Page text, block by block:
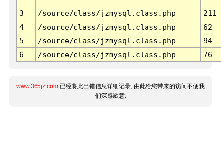
3 /source/class/jzmysql.class.php
211
4
/source/class/jzmysql.class.php
62
5
/source/class/jzmysql.class.php
94
6
/source/class/jzmysql.class.php 76
www.365jz.com 已经将此出错信息详细记录, 由此给您带来的访问不便我
们深感歉意.